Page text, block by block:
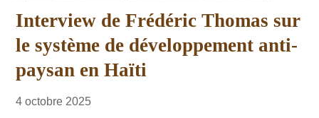
Interview de Frédéric Thomas sur
le système de développement anti-
paysan en Haïti
4 octobre 2025